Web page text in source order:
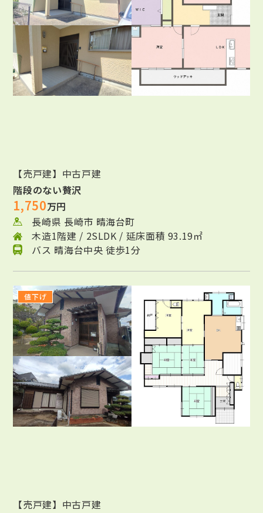
【売戸建】中古戸建
階段のない贅沢
1,750万円
長崎県 長崎市 晴海台町
木造1階建 / 2SLDK / 延床面積 93.19㎡
バス 晴海台中央 徒歩1分
値下げ
【売戸建】中古戸建